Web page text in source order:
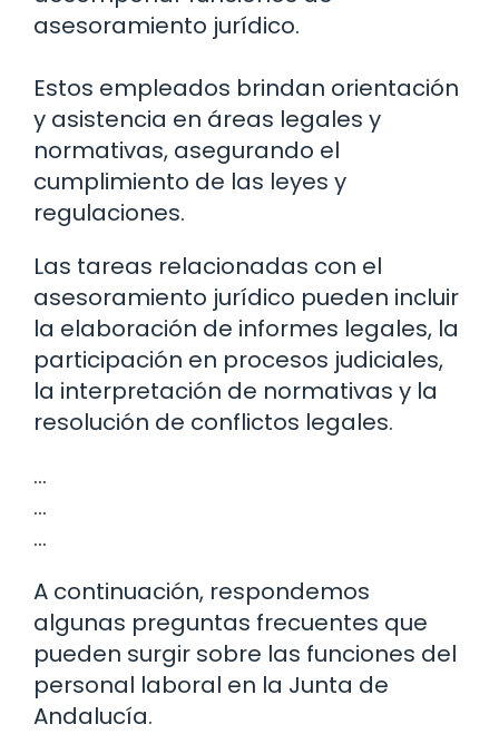
asesoramiento jurídico.
Estos empleados brindan orientación
y asistencia en áreas legales y
normativas, asegurando el
cumplimiento de las leyes y
regulaciones.
Las tareas relacionadas con el
asesoramiento jurídico pueden incluir
la elaboración de informes legales, la
participación en procesos judiciales,
la interpretación de normativas y la
resolución de conflictos legales.
…
…
…
A continuación, respondemos
algunas preguntas frecuentes que
pueden surgir sobre las funciones del
personal laboral en la Junta de
Andalucía.